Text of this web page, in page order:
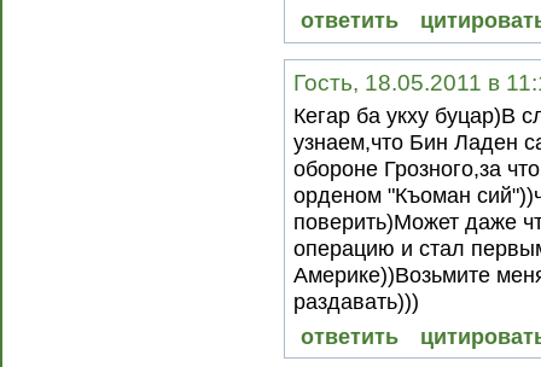
ответить
Гость, 18.05.2011 в
Кегар ба укху буцар)В
узнаем,что Бин Ладен
обороне Грозного,за
орденом "Къоман
поверить)Может даже
операцию и стал
Америке))Возьмите
раздавать)))
ответить